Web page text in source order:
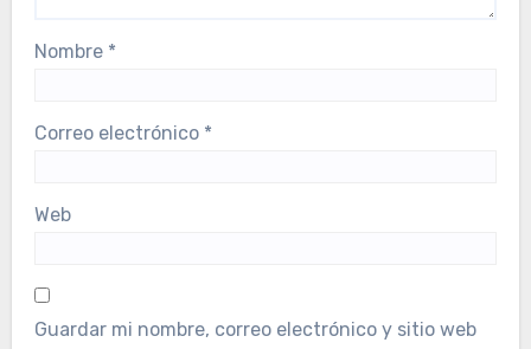
Nombre *
Correo electrónico *
Web
Guardar mi nombre, correo electrónico y sitio web